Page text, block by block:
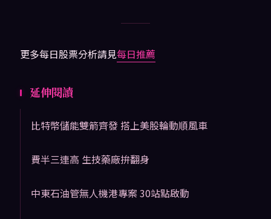
更多每日股票分析請見每日推薦
延伸閱讀
比特幣儲能雙箭齊發 搭上美股輪動順風車
費半三連高 生技藥廠拚翻身
中東石油管無人機港專案 30站點啟動